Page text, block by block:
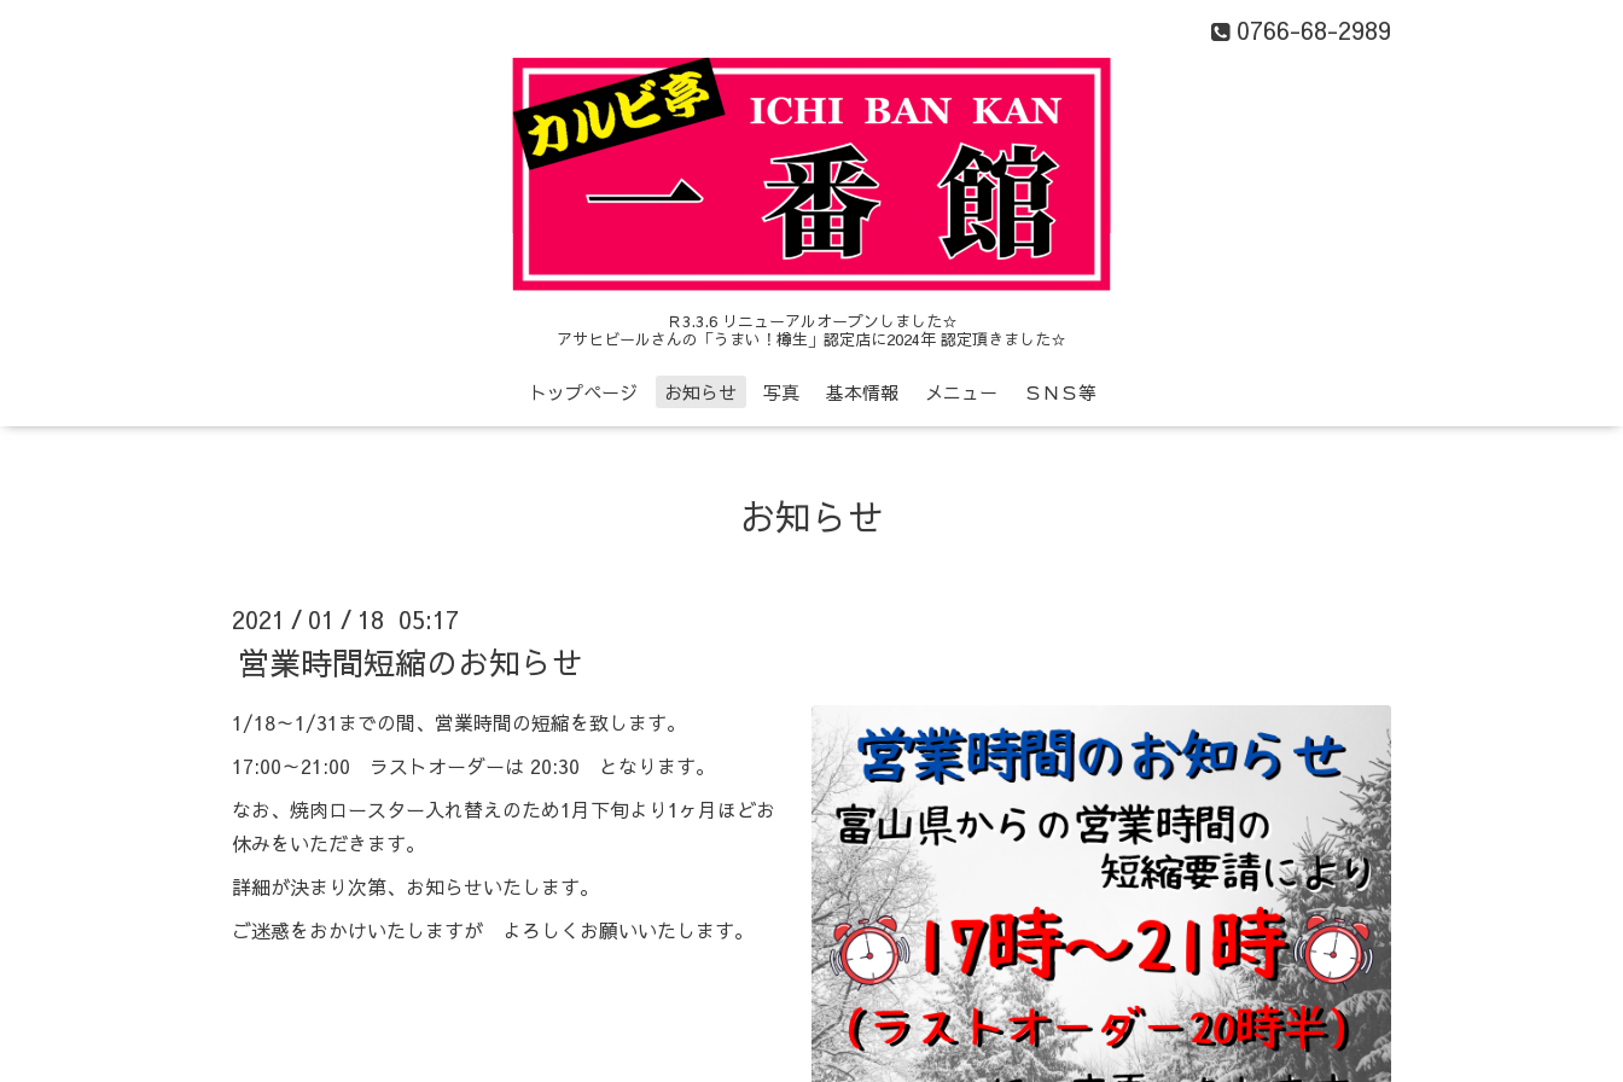
0766-68-2989
Ｒ3.3.6 リニューアルオープンしました☆
アサヒビールさんの「うまい！樽生」認定店に2024年 認定頂きました☆
トップページ お知らせ 写真 基本情報 メニュー ＳＮＳ等
お知らせ
2021 / 01 / 18 05:17
営業時間短縮のお知らせ
1/18～1/31までの間、営業時間の短縮を致します。
17:00～21:00 ラストオーダーは 20:30 となります。
なお、焼肉ロースター入れ替えのため1月下旬より1ヶ月ほどお
休みをいただきます。
詳細が決まり次第、お知らせいたします。
ご迷惑をおかけいたしますが よろしくお願いいたします。